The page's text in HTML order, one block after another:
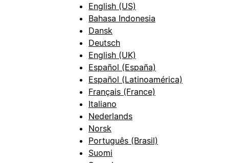
English (US)
Bahasa Indonesia
Dansk
Deutsch
English (UK)
Español (España)
Español (Latinoamérica)
Français (France)
Italiano
Nederlands
Norsk
Português (Brasil)
Suomi